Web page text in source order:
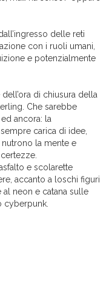
delle reti
con i ruoli umani,
e potenzialmente
di chiusura della
Che sarebbe
ancora: la
carica di idee,
la mente e
e scolarette
accanto a loschi figuri
neon e catana sulle
cyberpunk.